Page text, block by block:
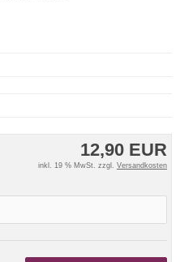
12,90 EUR
inkl. 19 % MwSt. zzgl. Versandkosten